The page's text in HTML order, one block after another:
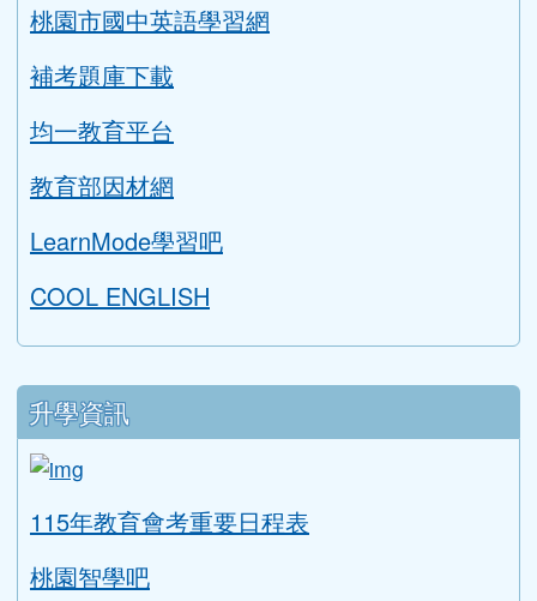
桃園市國中英語學習網
補考題庫下載
均一教育平台
教育部因材網
LearnMode學習吧
COOL ENGLISH
升學資訊
ink to https://tyc.entry.edu.tw/NoExamImitate_TL/
115年教育會考重要日程表
桃園智學吧